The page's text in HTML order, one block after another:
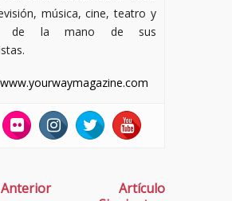
música, cine, teatro y
de la mano de sus
Artículo